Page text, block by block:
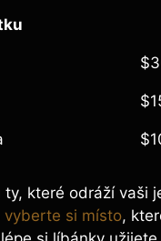
které odráží vaši
vyberte si místo,